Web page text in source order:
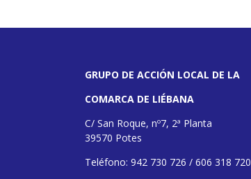
GRUPO DE ACCIÓN LOCAL DE LA
COMARCA DE LIÉBANA
C/ San Roque, nº7, 2ª Planta
39570 Potes
Teléfono: 942 730 726 / 606 318 720